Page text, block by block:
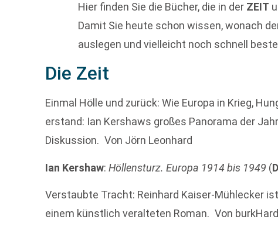
Hier finden Sie die Bücher, die in der ZEIT
Damit Sie heute schon wissen, wonach
auslegen und vielleicht noch schnell
Die Zeit
Einmal Hölle und zurück: Wie Europa in Krieg,
erstand: Ian Kershaws großes Panorama der
Diskussion. Von Jörn Leonhard
Ian Kershaw:Höllensturz. Europa 1914 bis 1949 (
Verstaubte Tracht: Reinhard Kaiser-Mühlecker
einem künstlich veralteten Roman. Von